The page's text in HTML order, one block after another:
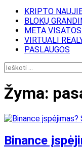
KRIPTO
BLOKŲ
META
VIRTUALI
PASLAUGOS
Ieškoti:
Žyma:
Binance